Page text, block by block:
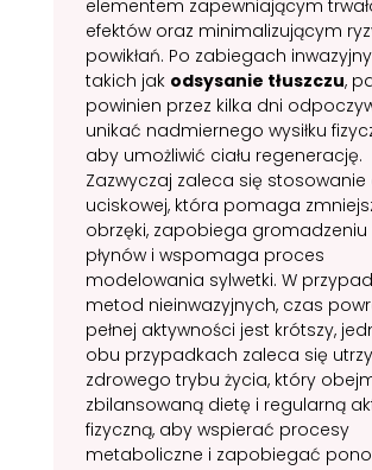
elementem zapewniającym
efektów oraz minimalizującym
powikłań. Po zabiegach
takich jak odsysanie tłuszczu,
powinien przez kilka dni
unikać nadmiernego wysiłku
aby umożliwić ciału regenerację.
Zazwyczaj zaleca się stosowanie
uciskowej, która pomaga
obrzęki, zapobiega gromadzeniu
płynów i wspomaga proces
modelowania sylwetki. W
metod nieinwazyjnych, czas
pełnej aktywności jest krótszy,
obu przypadkach zaleca się
zdrowego trybu życia, który
zbilansowaną dietę i regularną
fizyczną, aby wspierać procesy
metaboliczne i zapobiegać